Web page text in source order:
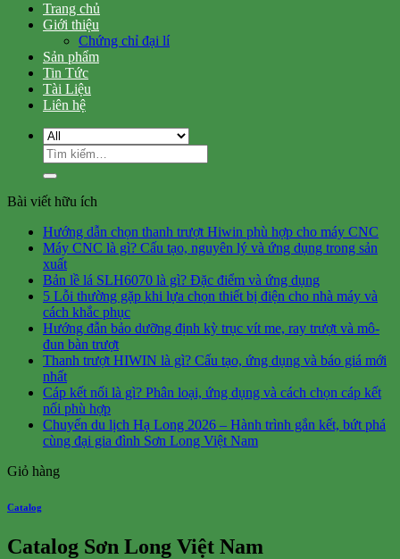
Trang chủ
Giới thiệu
Chứng chỉ đại lí
Sản phẩm
Tin Tức
Tài Liệu
Liên hệ
Tìm
kiếm:
Bài viết hữu ích
Hướng dẫn chọn thanh trượt Hiwin phù hợp cho máy CNC
Máy CNC là gì? Cấu tạo, nguyên lý và ứng dụng trong sản
xuất
Bản lề lá SLH6070 là gì? Đặc điểm và ứng dụng
5 Lỗi thường gặp khi lựa chọn thiết bị điện cho nhà máy và
cách khắc phục
Hướng đẫn bảo dưỡng định kỳ trục vít me, ray trượt và mô-
đun bàn trượt
Thanh trượt HIWIN là gì? Cấu tạo, ứng dụng và báo giá mới
nhất
Cáp kết nối là gì? Phân loại, ứng dụng và cách chọn cáp kết
nối phù hợp
Chuyến du lịch Hạ Long 2026 – Hành trình gắn kết, bứt phá
cùng đại gia đình Sơn Long Việt Nam
Giỏ hàng
Catalog
Catalog Sơn Long Việt Nam